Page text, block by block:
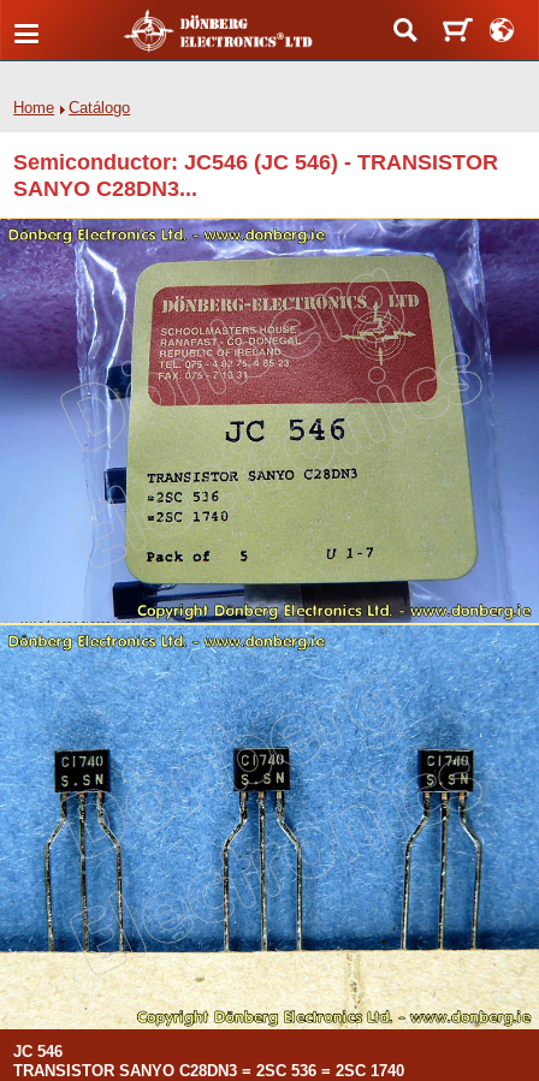
Home Catálogo
Semiconductor: JC546 (JC 546) - TRANSISTOR
SANYO C28DN3...
JC 546
TRANSISTOR SANYO C28DN3 = 2SC 536 = 2SC 1740